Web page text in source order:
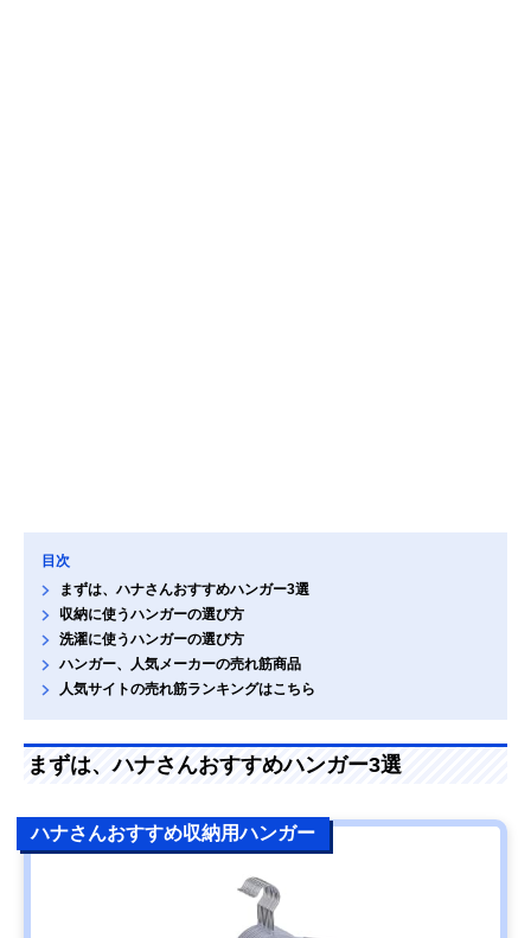
目次
まずは、ハナさんおすすめハンガー3選
収納に使うハンガーの選び方
洗濯に使うハンガーの選び方
ハンガー、人気メーカーの売れ筋商品
人気サイトの売れ筋ランキングはこちら
まずは、ハナさんおすすめハンガー3選
ハナさんおすすめ収納用ハンガー